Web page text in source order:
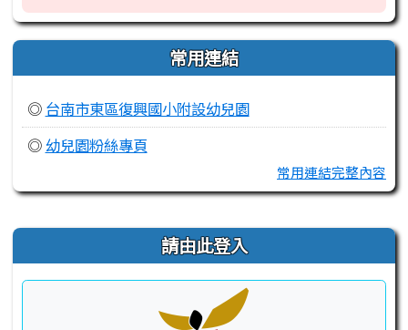
常用連結
◎ 台南市東區復興國小附設幼兒園
◎ 幼兒園粉絲專頁
常用連結完整內容
右邊區域內容 請由此登入